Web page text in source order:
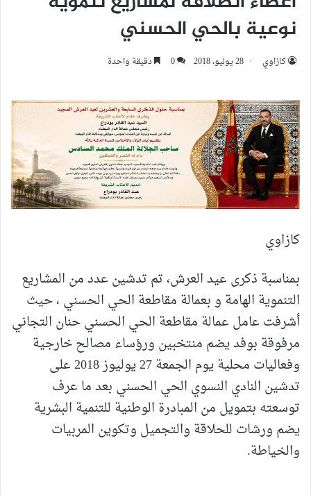
نوعية بالحي الحسني
كازاوي 28 يوليو، 2018 0 دقيقة واحدة
كازاوي
بمناسبة ذكرى عيد العرش، تم تدشين عدد من المشاريع
التنموية الهامة و بعمالة مقاطعة الحي الحسني ، حيث
أشرفت عامل عمالة مقاطعة الحي الحسني حنان التجاني
مرفوقة بوفد يضم منتخبين ورؤساء مصالح خارجية
وفعاليات محلية يوم الجمعة 27 يوليوز 2018 على
تدشين النادي النسوي الحي الحسني بعد ما عرف
توسعته بتمويل من المبادرة الوطنية للتنمية البشرية
يضم ورشات للحلاقة والتجميل وتكوين المربيات
والخياطة.